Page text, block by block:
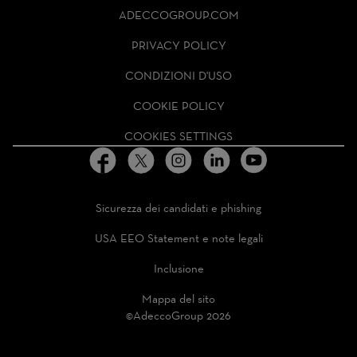
HOMEPAGE
ADECCOGROUP.COM
PRIVACY POLICY
CONDIZIONI D'USO
COOKIE POLICY
COOKIES SETTINGS
Sicurezza dei candidati e phishing
USA EEO Statement e note legali
Inclusione
Mappa del sito
©AdeccoGroup 2026